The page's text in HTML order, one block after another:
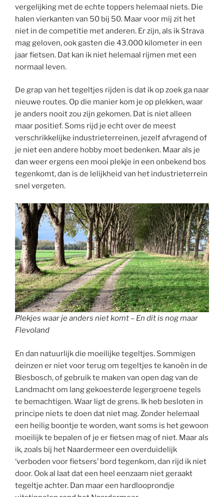
vergelijking met de echte toppers helemaal niets. Die
halen vierkanten van 50 bij 50. Maar voor mij zit het
niet in de competitie met anderen. Er zijn, als ik Strava
mag geloven, ook gasten die 43.000 kilometer in een
jaar fietsen. Dat kan ik niet helemaal rijmen met een
normaal leven.
De grap van het tegeltjes rijden is dat ik op zoek ga naar
nieuwe routes. Op die manier kom je op plekken, waar
je anders nooit zou zijn gekomen. Dat is niet alleen
maar positief. Soms rijd je echt over de meest
verschrikkelijke industrieterreinen, jezelf afvragend of
je niet een andere hobby moet bedenken. Maar als je
dan weer ergens een mooi plekje in een onbekend bos
tegenkomt, dan is de lelijkheid van het industrieterrein
snel vergeten.
Plekjes waar je anders niet komt – En dit is nog maar
Flevoland
En dan natuurlijk die moeilijke tegeltjes. Sommigen
deinzen er niet voor terug om tegeltjes te kanoën in de
Biesbosch, of gebruik te maken van open dag van de
Landmacht om lang gekoesterde legergroene tegels
te bemachtigen. Waar ligt de grens. Ik heb besloten in
principe niets te doen dat niet mag. Zonder helemaal
een heilig boontje te worden, want soms is het gewoon
moeilijk te bepalen of je er fietsen mag of niet. Maar als
ik, zoals bij het Naardermeer een overduidelijk
‘verboden voor fietsers’ bord tegenkom, dan rijd ik niet
door. Ook al laat dat een heel eenzaam niet geraakt
tegeltje achter. Dan maar een hardlooprondje